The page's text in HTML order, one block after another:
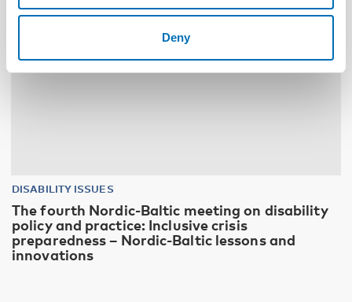
Deny
DISABILITY ISSUES
The fourth Nordic-Baltic meeting on disability
policy and practice: Inclusive crisis
preparedness – Nordic-Baltic lessons and
innovations